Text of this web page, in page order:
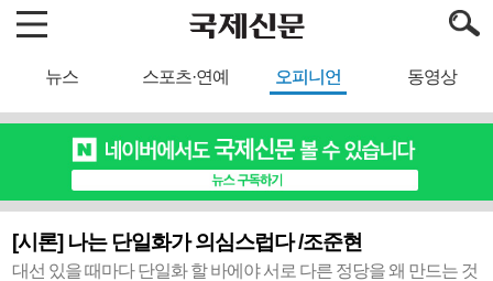
뉴스 스포츠·연예 오피니언 동영상
[시론] 나는 단일화가 의심스럽다 /조준현
대선 있을 때마다 단일화 할 바에야 서로 다른 정당을 왜 만드는 것